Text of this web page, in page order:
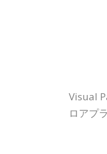
Visual
ロアプ